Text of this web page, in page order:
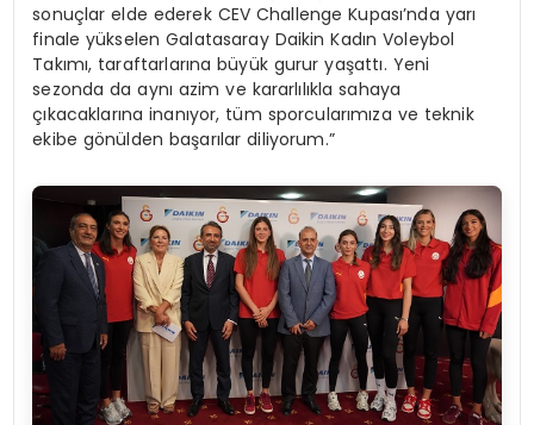
sonuçlar elde ederek CEV Challenge Kupası’nda yarı
finale yükselen Galatasaray Daikin Kadın Voleybol
Takımı, taraftarlarına büyük gurur yaşattı. Yeni
sezonda da aynı azim ve kararlılıkla sahaya
çıkacaklarına inanıyor, tüm sporcularımıza ve teknik
ekibe gönülden başarılar diliyorum.”